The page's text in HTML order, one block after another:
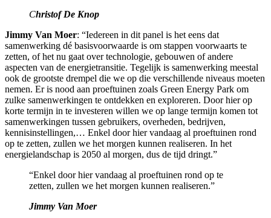
Christof De Knop
Jimmy Van Moer: “Iedereen in dit panel is het eens dat
samenwerking dé basisvoorwaarde is om stappen voorwaarts te
zetten, of het nu gaat over technologie, gebouwen of andere
aspecten van de energietransitie. Tegelijk is samenwerking meestal
ook de grootste drempel die we op die verschillende niveaus moeten
nemen. Er is nood aan proeftuinen zoals Green Energy Park om
zulke samenwerkingen te ontdekken en exploreren. Door hier op
korte termijn in te investeren willen we op lange termijn komen tot
samenwerkingen tussen gebruikers, overheden, bedrijven,
kennisinstellingen,… Enkel door hier vandaag al proeftuinen rond
op te zetten, zullen we het morgen kunnen realiseren. In het
energielandschap is 2050 al morgen, dus de tijd dringt.”
“Enkel door hier vandaag al proeftuinen rond op te
zetten, zullen we het morgen kunnen realiseren.”
Jimmy Van Moer